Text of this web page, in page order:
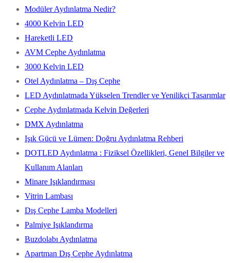
Modüler Aydınlatma Nedir?
4000 Kelvin LED
Hareketli LED
AVM Cephe Aydınlatma
3000 Kelvin LED
Otel Aydınlatma – Dış Cephe
LED Aydınlatmada Yükselen Trendler ve Yenilikçi Tasarımlar
Cephe Aydınlatmada Kelvin Değerleri
DMX Aydınlatma
Işık Gücü ve Lümen: Doğru Aydınlatma Rehberi
DOTLED Aydınlatma : Fiziksel Özellikleri, Genel Bilgiler ve
Kullanım Alanları
Minare Işıklandırması
Vitrin Lambası
Dış Cephe Lamba Modelleri
Palmiye Işıklandırma
Buzdolabı Aydınlatma
Apartman Dış Cephe Aydınlatma